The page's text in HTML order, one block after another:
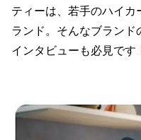
ティーは、若手のハイ
ランド。そんなブラン
インタビューも必見です